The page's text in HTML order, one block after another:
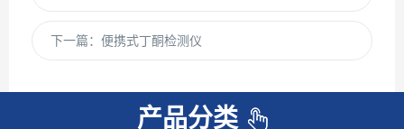
下一篇： 便携式丁酮检测仪
产品分类